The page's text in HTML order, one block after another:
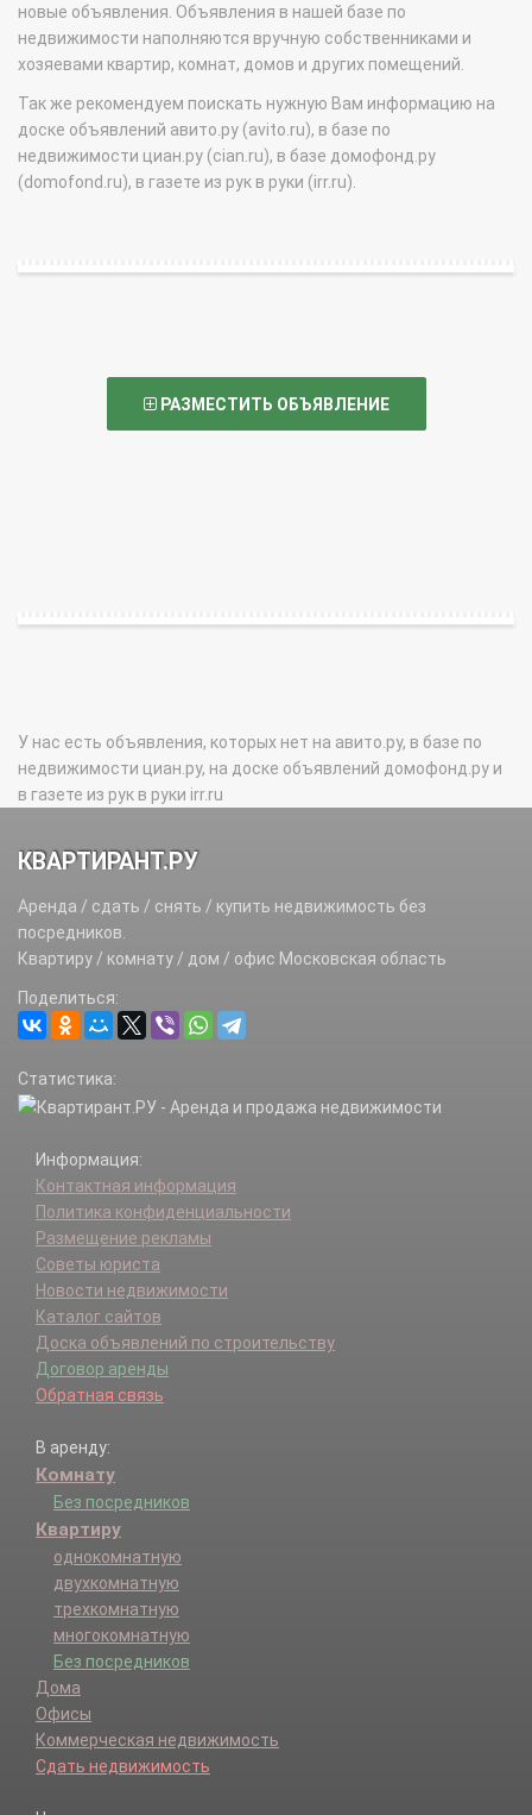
новые объявления. Объявления в нашей базе по
недвижимости наполняются вручную собственниками и
хозяевами квартир, комнат, домов и других помещений.
Так же рекомендуем поискать нужную Вам информацию на
доске объявлений авито.ру (avito.ru), в базе по
недвижимости циан.ру (cian.ru), в базе домофонд.ру
(domofond.ru), в газете из рук в руки (irr.ru).
РАЗМЕСТИТЬ ОБЪЯВЛЕНИЕ
У нас есть объявления, которых нет на авито.ру, в базе по
недвижимости циан.ру, на доске объявлений домофонд.ру и
в газете из рук в руки irr.ru
КВАРТИРАНТ.РУ
Аренда / сдать / снять / купить недвижимость без
посредников.
Квартиру / комнату / дом / офис Московская область
Поделиться:
Статистика:
Информация:
Контактная информация
Политика конфиденциальности
Размещение рекламы
Советы юриста
Новости недвижимости
Каталог сайтов
Доска объявлений по строительству
Договор аренды
Обратная связь
В аренду:
Комнату
Без посредников
Квартиру
однокомнатную
двухкомнатную
трехкомнатную
многокомнатную
Без посредников
Дома
Офисы
Коммерческая недвижимость
Сдать недвижимость